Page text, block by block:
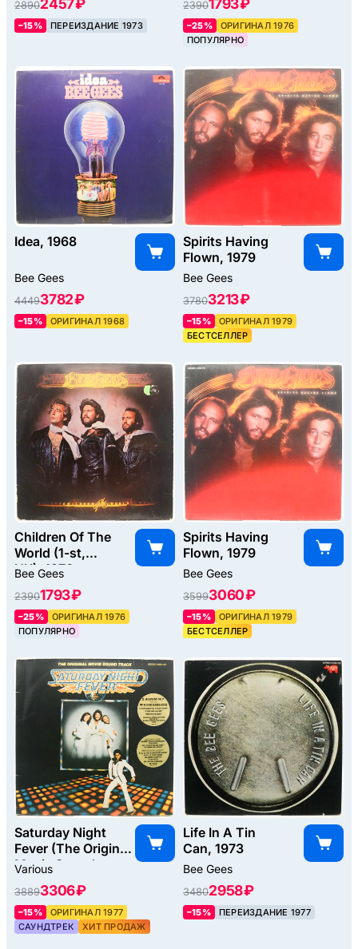
28902457 ₽
–15% ПЕРЕИЗДАНИЕ 1973
23901793 ₽
–25%
ОРИГИНАЛ 1976
ПОПУЛЯРНО
Idea, 1968
Bee Gees
44493782 ₽
–15% ОРИГИНАЛ 1968
Spirits Having
Flown, 1979
Bee Gees
37803213 ₽
–15%
ОРИГИНАЛ 1979
БЕСТСЕЛЛЕР
Children Of The
World (1-st,
UK), 1976
Bee Gees
23901793 ₽
–25%
ОРИГИНАЛ 1976
ПОПУЛЯРНО
Spirits Having
Flown, 1979
Bee Gees
35993060 ₽
–15%
ОРИГИНАЛ 1979
БЕСТСЕЛЛЕР
Saturday Night
Fever (The Original
Movie Sound
Various
38893306 ₽
–15%
ОРИГИНАЛ 1977
САУНДТРЕК
ХИТ ПРОДАЖ
Life In A Tin
Can, 1973
Bee Gees
34802958 ₽
–15% ПЕРЕИЗДАНИЕ 1977